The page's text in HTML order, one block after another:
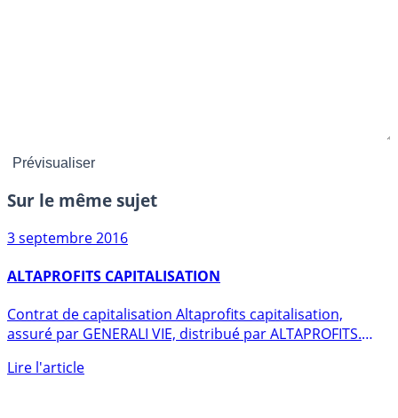
Sur le même sujet
Contrat de capitalisation Altaprofits capitalisation,
assuré par GENERALI VIE, distribué par ALTAPROFITS.
Rendements (...)